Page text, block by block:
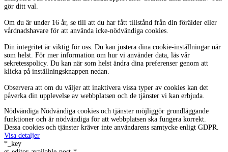
gör ditt val.
Om du är under 16 år, se till att du har fått tillstånd från din förälder eller
vårdnadshavare för att använda icke-nödvändiga cookies.
Din integritet är viktig för oss. Du kan justera dina cookie-inställningar när
som helst. För mer information om hur vi använder data, läs vår
sekretesspolicy. Du kan när som helst ändra dina preferenser genom att
klicka på inställningsknappen nedan.
Observera att om du väljer att inaktivera vissa typer av cookies kan det
påverka din upplevelse av webbplatsen och de tjänster vi kan erbjuda.
Nödvändiga Nödvändiga cookies och tjänster möjliggör grundläggande
funktioner och är nödvändiga för att webbplatsen ska fungera korrekt.
Dessa cookies och tjänster kräver inte användarens samtycke enligt GDPR.
Visa detaljer
*_key